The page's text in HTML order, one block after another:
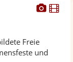
Freie
und